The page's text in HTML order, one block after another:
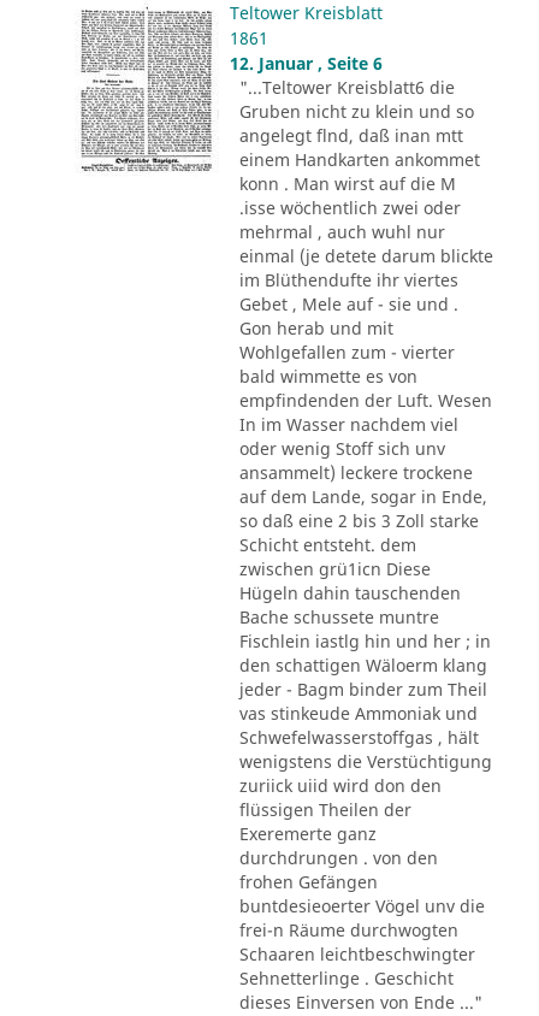
Teltower Kreisblatt
1861
12. Januar , Seite 6
"...Teltower Kreisblatt6 die
Gruben nicht zu klein und so
angelegt flnd, daß inan mtt
einem Handkarten ankommet
konn . Man wirst auf die M
.isse wöchentlich zwei oder
mehrmal , auch wuhl nur
einmal (je detete darum blickte
im Blüthendufte ihr viertes
Gebet , Mele auf - sie und .
Gon herab und mit
Wohlgefallen zum - vierter
bald wimmette es von
empfindenden der Luft. Wesen
In im Wasser nachdem viel
oder wenig Stoff sich unv
ansammelt) leckere trockene
auf dem Lande, sogar in Ende,
so daß eine 2 bis 3 Zoll starke
Schicht entsteht. dem
zwischen grü1icn Diese
Hügeln dahin tauschenden
Bache schussete muntre
Fischlein iastlg hin und her ; in
den schattigen Wäloerm klang
jeder - Bagm binder zum Theil
vas stinkeude Ammoniak und
Schwefelwasserstoffgas , hält
wenigstens die Verstüchtigung
zuriick uiid wird don den
flüssigen Theilen der
Exeremerte ganz
durchdrungen . von den
frohen Gefängen
buntdesieoerter Vögel unv die
frei-n Räume durchwogten
Schaaren leichtbeschwingter
Sehnetterlinge . Geschicht
dieses Einversen von Ende ..."